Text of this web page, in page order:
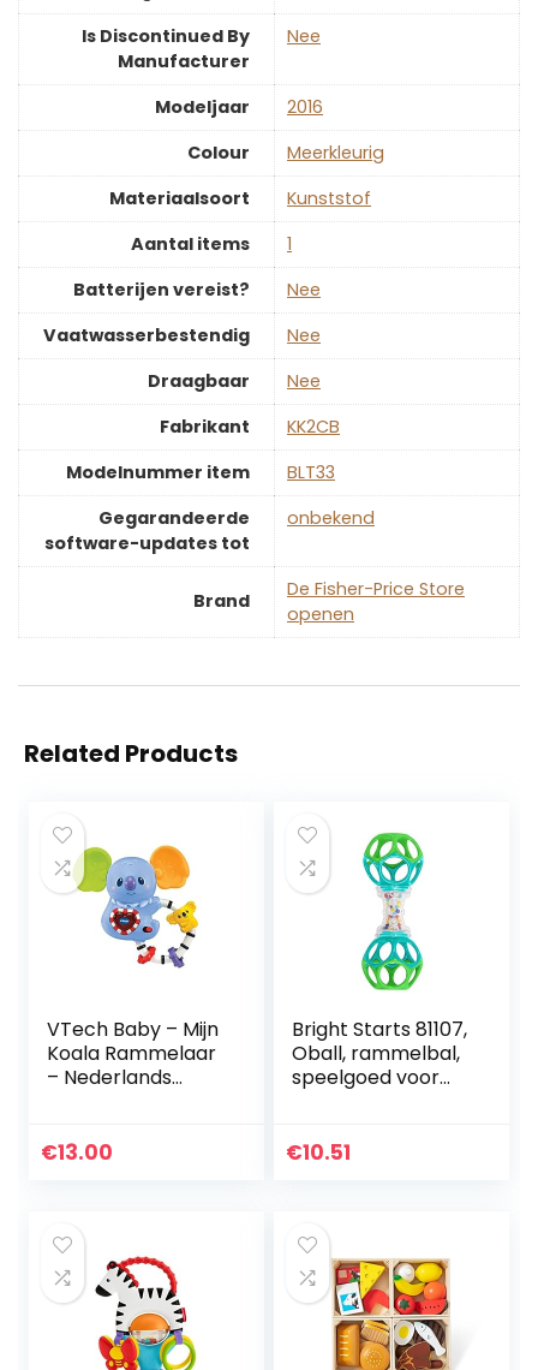
Is Discontinued By
Manufacturer
‎Nee
Modeljaar
‎2016
Colour
‎Meerkleurig
Materiaalsoort
‎Kunststof
Aantal items
‎1
Batterijen vereist?
‎Nee
Vaatwasserbestendig
‎Nee
Draagbaar
‎Nee
Fabrikant
‎KK2CB
Modelnummer item
‎BLT33
Gegarandeerde
software-updates tot
‎onbekend
Brand
De Fisher-Price Store
openen
Related Products
VTech Baby – Mijn
Koala Rammelaar
– Nederlands
Plastic – Voor
€13.00
Bright Starts 81107,
Oball, rammelbal,
speelgoed voor
babyspeelgoed,
€10.51